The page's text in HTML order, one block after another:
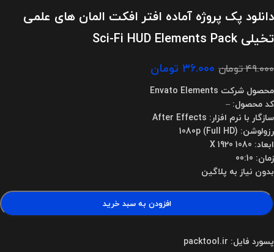
دانلود پک پروژه آماده افتر افکت المان های علمی
تخیلی Sci-Fi HUD Elements Pack
۴۹.۰۰۰تومان ۳۶.۰۰۰ تومان
محصول شرکت Envato Elements
کد محصول: –
سازگار با نرم افزار: After Effects
رزولوشن: 1080p (Full HD)
ابعاد: 1080 X 1920
زمان: 00:10
بدون نیاز به پلاگین
افزودن به سبد خرید
پسورد فایل: packtool.ir